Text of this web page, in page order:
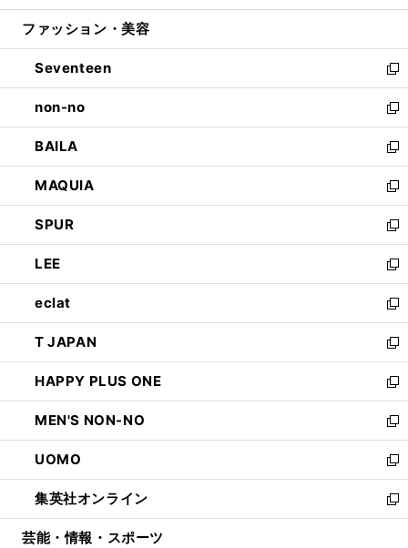
開
ウ
開
く
ン
ウ
で
開
く
ウ
ン
ド
ウ
で
開
く
ファッション・美容
Seventeen
新
し
い
ウ
ィ
ン
ド
ウ
で
開
く
non-no
新
し
い
ウ
ィ
ン
ド
ウ
で
開
く
BAILA
新
し
い
ウ
ィ
ン
ド
ウ
で
開
く
MAQUIA
新
し
い
ウ
ィ
ン
ド
ウ
で
開
く
SPUR
新
し
い
ウ
ィ
ン
ド
ウ
で
開
く
LEE
新
し
い
ウ
ィ
ン
ド
ウ
で
開
く
eclat
新
し
い
ウ
ィ
ン
ド
ウ
で
開
く
T JAPAN
新
し
い
ウ
ィ
ン
ド
ウ
で
開
HAPPY PLUS ONE
新
し
い
ウ
ィ
ン
ド
ウ
MEN'S NON-NO
新
し
い
ウ
ィ
ン
UOMO
新
し
い
ウ
集英社オンライン
新
し
芸能・情報・スポーツ